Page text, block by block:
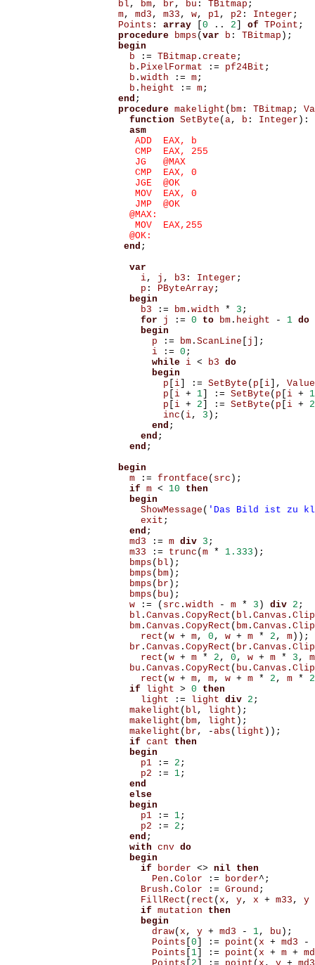
bl , bm, br , bu : TBitmap ;
m, md3 , m33 , w, p1, p2 : Integer ;
Points : array 0 .. 2 of TPoint ;
procedure
bmps ( var b : TBitmap );
begin
b
:= TBitmap . create ;
b . PixelFormat := pf24Bit ;
b . width := m;
b . height := m;
end ;
procedure makelight ( bm: TBitmap ;
function SetByte ( a, b : Integer ):
asm
     ADD  EAX, b
     CMP  EAX, 255
     JG   @MAX
     CMP  EAX, 0
     JGE  @OK
     MOV  EAX, 0
     JMP  @OK
    @MAX:
     MOV  EAX,255
    @OK:
end ;
var
i, j , b3 : Integer ;
p : PByteArray;
begin
b3
:= bm. width * 3 ;
for
j := 0 to bm. height - 1 do
begin
p
:= bm. ScanLine j ];
i
:= 0 ;
while
i < b3 do
begin
p
i] := SetByte ( p i], Value
p
i + 1] := SetByte ( p i + 1
p
i + 2 := SetByte ( p i + 2
inc ( i, 3 );
end ;
end ;
end ;
begin
m
:= frontface ( src );
if m < 10
then
begin
ShowMessage ( 'Das Bild ist zu
exit ;
end ;
md3
:= m div 3 ;
m33
:= trunc ( m * 1.333 );
bmps ( bl );
bmps ( bm);
bmps ( br );
bmps ( bu );
w
:= ( src . width - m * 3 ) div 2 ;
bl . Canvas . CopyRect ( bl . Canvas .
bm. Canvas . CopyRect ( bm. Canvas .
rect ( w + m, 0 , w + m * 2 , m));
br . Canvas . CopyRect ( br . Canvas .
rect ( w + m * 2 , 0 , w + m * 3 , m
bu . Canvas . CopyRect ( bu . Canvas .
rect ( w + m, m, w + m * 2 , m * 2
if
light > 0
then
light
:= light div 2 ;
makelight ( bl , light );
makelight ( bm, light );
makelight ( br , -abs ( light ));
if cant
then
begin
p1
:= 2 ;
p2
:= 1;
end
else
begin
p1
:= 1;
p2
:= 2 ;
end ;
with cnv do
begin
if
border <> nil
then
Pen . Color := border^;
Brush . Color := Ground ;
FillRect ( rect ( x , y, x + m33 , y
if mutation
then
begin
draw( x , y + md3 - 1, bu );
Points 0 := point ( x + md3 -
Points
1] := point ( x + m +